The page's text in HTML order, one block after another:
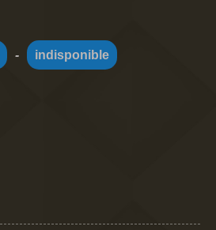
- indisponible